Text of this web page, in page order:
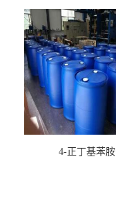
4-正丁基苯胺